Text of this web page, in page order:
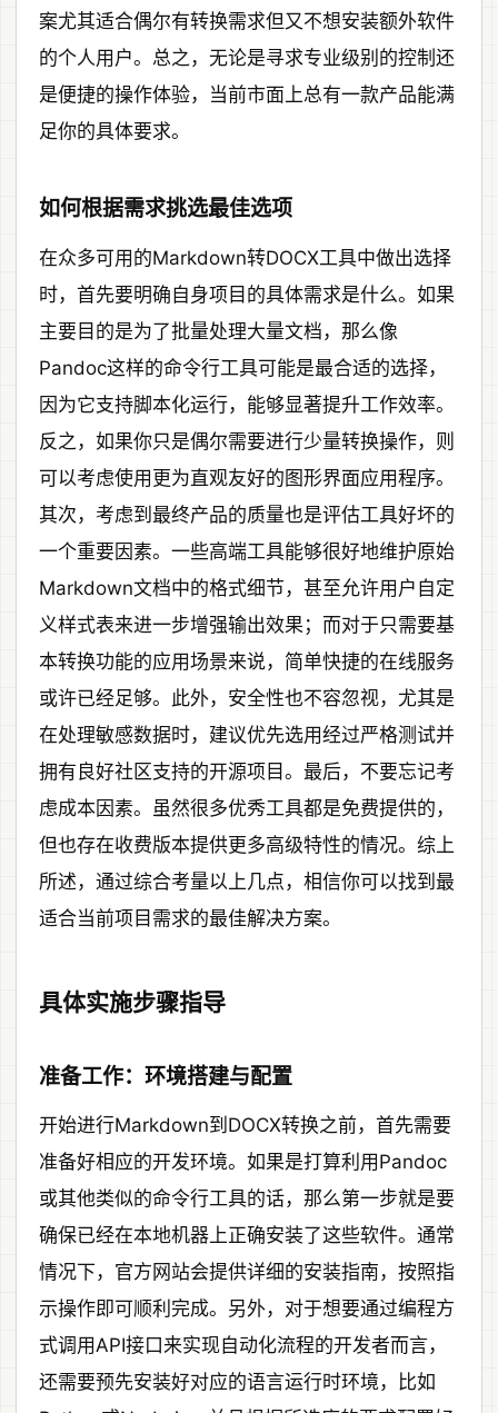
案尤其适合偶尔有转换需求但又不想安装额外软件
的个人用户。总之，无论是寻求专业级别的控制还
是便捷的操作体验，当前市面上总有一款产品能满
足你的具体要求。
如何根据需求挑选最佳选项
在众多可用的Markdown转DOCX工具中做出选择
时，首先要明确自身项目的具体需求是什么。如果
主要目的是为了批量处理大量文档，那么像
Pandoc这样的命令行工具可能是最合适的选择，
因为它支持脚本化运行，能够显著提升工作效率。
反之，如果你只是偶尔需要进行少量转换操作，则
可以考虑使用更为直观友好的图形界面应用程序。
其次，考虑到最终产品的质量也是评估工具好坏的
一个重要因素。一些高端工具能够很好地维护原始
Markdown文档中的格式细节，甚至允许用户自定
义样式表来进一步增强输出效果；而对于只需要基
本转换功能的应用场景来说，简单快捷的在线服务
或许已经足够。此外，安全性也不容忽视，尤其是
在处理敏感数据时，建议优先选用经过严格测试并
拥有良好社区支持的开源项目。最后，不要忘记考
虑成本因素。虽然很多优秀工具都是免费提供的，
但也存在收费版本提供更多高级特性的情况。综上
所述，通过综合考量以上几点，相信你可以找到最
适合当前项目需求的最佳解决方案。
具体实施步骤指导
准备工作：环境搭建与配置
开始进行Markdown到DOCX转换之前，首先需要
准备好相应的开发环境。如果是打算利用Pandoc
或其他类似的命令行工具的话，那么第一步就是要
确保已经在本地机器上正确安装了这些软件。通常
情况下，官方网站会提供详细的安装指南，按照指
示操作即可顺利完成。另外，对于想要通过编程方
式调用API接口来实现自动化流程的开发者而言，
还需要预先安装好对应的语言运行时环境，比如